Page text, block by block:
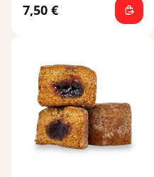
7,50 €